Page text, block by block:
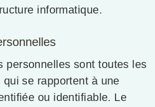
informatique.
personnelles sont toutes les
qui se rapportent à une
ou identifiable. Le